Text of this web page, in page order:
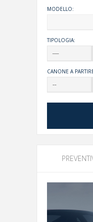
MODELLO:
TIPOLOGIA:
CANONE A